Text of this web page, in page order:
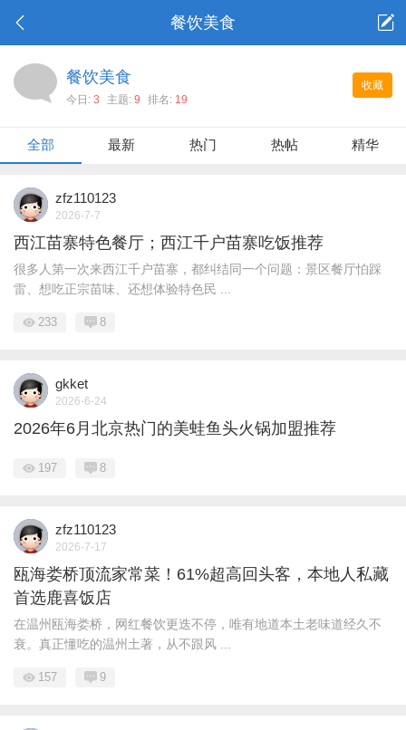
餐饮美食
收藏
餐饮美食
今日: 3 主题: 9 排名: 19
全部 最新 热门 热帖 精华
zfz110123
2026-7-7
西江苗寨特色餐厅；西江千户苗寨吃饭推荐
很多人第一次来西江千户苗寨，都纠结同一个问题：景区餐厅怕踩
雷、想吃正宗苗味、还想体验特色民 ...
233 8
gkket
2026-6-24
2026年6月北京热门的美蛙鱼头火锅加盟推荐
197 8
zfz110123
2026-7-17
瓯海娄桥顶流家常菜！61%超高回头客，本地人私藏
首选鹿喜饭店
在温州瓯海娄桥，网红餐饮更迭不停，唯有地道本土老味道经久不
衰。真正懂吃的温州土著，从不跟风 ...
157 9